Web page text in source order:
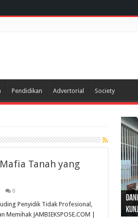
Pendidikan Advertorial Society
Tanah yang
0
Penyidik Tidak Profesional,
Memihak JAMBIEKSPOSE.COM |